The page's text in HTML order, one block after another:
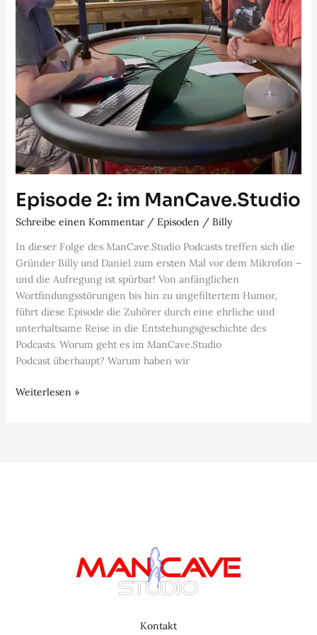
Episode 2: im ManCave.Studio
Schreibe einen Kommentar / Episoden / Billy
In dieser Folge des ManCave.Studio Podcasts treffen sich die
Gründer Billy und Daniel zum ersten Mal vor dem Mikrofon –
und die Aufregung ist spürbar! Von anfänglichen
Wortfindungsstörungen bis hin zu ungefiltertem Humor,
führt diese Episode die Zuhörer durch eine ehrliche und
unterhaltsame Reise in die Entstehungsgeschichte des
Podcasts. Worum geht es im ManCave.Studio
Podcast überhaupt? Warum haben wir
Episode
Weiterlesen »
Kontakt